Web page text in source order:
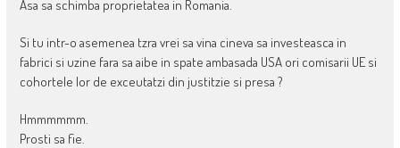
Asa sa schimba proprietatea in Romania.
Si tu intr-o asemenea tzra vrei sa vina cineva sa investeasca in
fabrici si uzine fara sa aibe in spate ambasada USA ori comisarii UE si
cohortele lor de exceutatzi din justitzie si presa ?
Hmmmmmm.
Prosti sa fie.